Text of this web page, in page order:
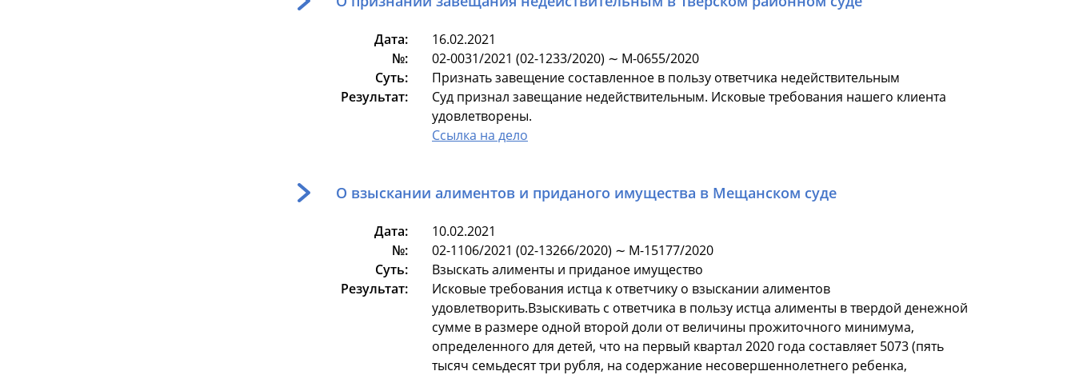
Дата:
16.02.2021
№:
02-0031/2021 (02-1233/2020) ∼ М-0655/2020
Суть:
Признать завещение составленное в пользу ответчика недействительным
Результат:
Суд признал завещание недействительным. Исковые требования нашего клиента
удовлетворены.
Ссылка на дело
О взыскании алиментов и приданого имущества в Мещанском суде
Дата:
10.02.2021
№:
02-1106/2021 (02-13266/2020) ∼ М-15177/2020
Суть:
Взыскать алименты и приданое имущество
Результат:
Исковые требования истца к ответчику о взыскании алиментов
удовлетворить.Взыскивать с ответчика в пользу истца алименты в твердой денежной
сумме в размере одной второй доли от величины прожиточного минимума,
определенного для детей, что на первый квартал 2020 года составляет 5073 (пять
тысяч семьдесят три рубля, на содержание несовершеннолетнего ребенка,